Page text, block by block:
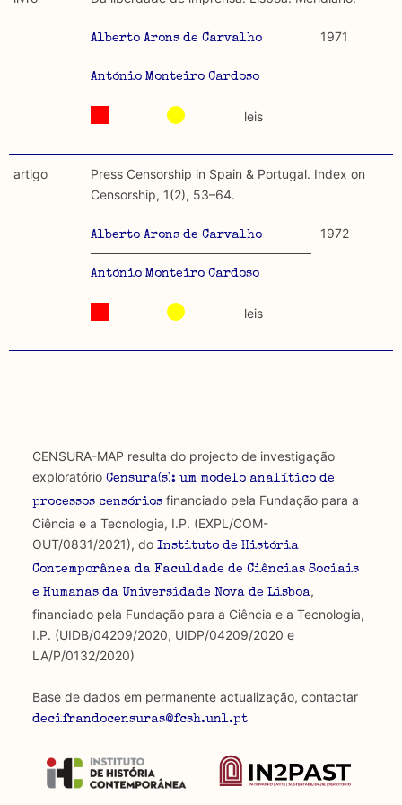
A lista procura incluir as publicações mais relevantes
a algumas das publicações que aqui se encontram
discurso e uso da liberdade de expressão. Trata-se de
constitutiva do próprio acto de fala.
abordagens.
Teórica
Empírica
Combinação teórico-empírica
Os resultados obtidos podem ser exportados em formato
Alberto Arons de Carvalho
António Monteiro Cardoso
1971
leis
artigo
Press Censorship in Spain & Portugal. Index on
Censorship, 1(2), 53–64.
Alberto Arons de Carvalho
António Monteiro Cardoso
1972
leis
CENSURA-MAP resulta do projecto de investigação
exploratório Censura(s): um modelo analítico de
processos censóriosfinanciado pela Fundação para a
Ciência e a Tecnologia, I.P. (EXPL/COM-
OUT/0831/2021), do Instituto de História
Contemporânea da Faculdade de Ciências Sociais
e Humanas da Universidade Nova de Lisboa,
financiado pela Fundação para a Ciência e a Tecnologia,
I.P. (UIDB/04209/2020, UIDP/04209/2020 e
LA/P/0132/2020)
Base de dados em permanente actualização, contactar
decifrandocensuras@fcsh.unl.pt